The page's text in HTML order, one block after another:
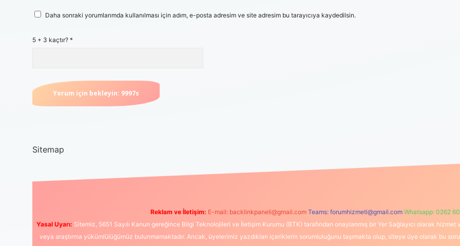
Daha sonraki yorumlarımda kullanılması için adım, e-posta adresim ve site adresim bu tarayıcıya kaydedilsin.
5 + 3 kaçtır? *
Sitemap
Reklam ve İletişim: E-mail: backlinkpaneli@gmail.com Teams: forumhizmeti@gmail.com Whatsapp: 0262
Yasal Uyarı: Sitemiz, 5651 Sayılı Kanun gereğince Bilgi Teknolojileri ve İletişim Kurumu (BTK) tarafından onaylanmış bir Yer Sağlayıcı olarak
veya araştırma yükümlülüğümüz bulunmamaktadır. Ancak, üyelerimiz yazdıkları içeriklerin sorumluluğunu taşımakta olup, siteye üye olarak bu